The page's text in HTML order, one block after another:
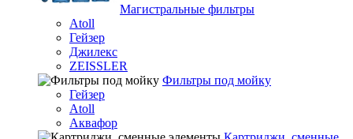
Магистральные фильтры
Atoll
Гейзер
Джилекс
ZEISSLER
Фильтры под мойку
Гейзер
Atoll
Аквафор